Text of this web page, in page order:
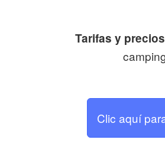
Tarifas y
Clic aquí